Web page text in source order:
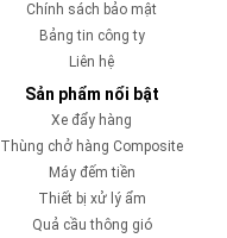
Chính sách bảo mật
Bảng tin công ty
Liên hệ
Sản phẩm nổi bật
Xe đẩy hàng
Thùng chở hàng Composite
Máy đếm tiền
Thiết bị xử lý ẩm
Quả cầu thông gió